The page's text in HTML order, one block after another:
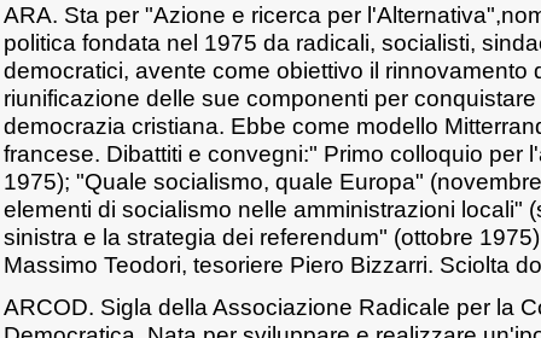
ARA. Sta per "Azione e ricerca per
politica fondata nel 1975 da radicali, socialisti,
democratici, avente come obiettivo il rinnovamento
riunificazione delle sue componenti per
democrazia cristiana. Ebbe come modello
francese. Dibattiti e convegni:" Primo colloquio per
1975); "Quale socialismo, quale Europa"
elementi di socialismo nelle amministrazioni locali"
sinistra e la strategia dei referendum" (ottobre
Massimo Teodori, tesoriere Piero Bizzarri. Sciolta
ARCOD. Sigla della Associazione Radicale per la